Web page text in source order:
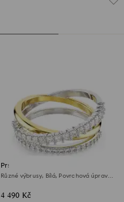
Prsten Hyperbola
Různé výbrusy, Bílá, Povrchová úprava
4 490 Kč